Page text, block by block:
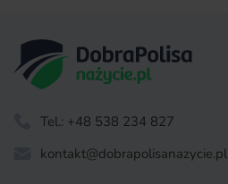
Tel.: +48 538 234 827
kontakt@dobrapolisanazycie.pl